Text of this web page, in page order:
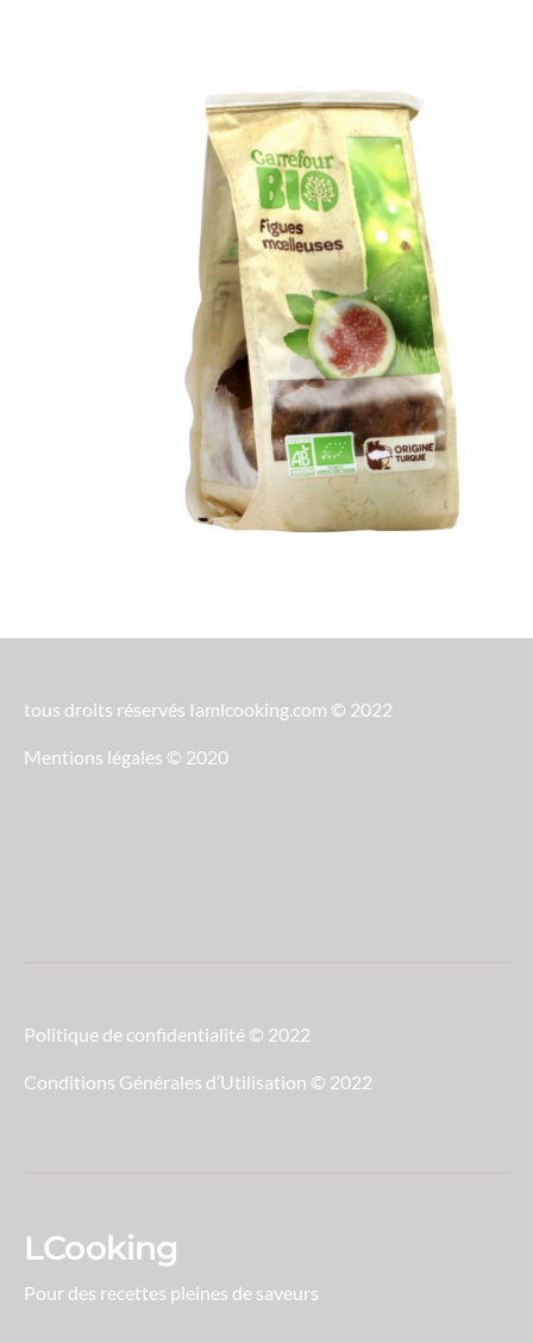
tous droits réservés Iamlcooking.com © 2022
Mentions légales © 2020
Politique de confidentialité © 2022
Conditions Générales d’Utilisation © 2022
LCooking
Pour des recettes pleines de saveurs